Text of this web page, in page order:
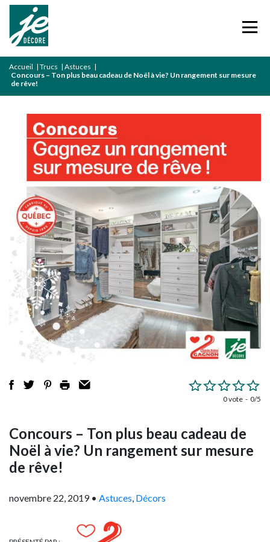
Accueil | Trucs | Astuces |
Concours – Ton plus beau cadeau de Noël à vie? Un rangement sur mesure
de rêve!
0 vote 0/5
Concours – Ton plus beau cadeau de
Noël à vie? Un rangement sur mesure
de rêve!
novembre 22, 2019 • Astuces, Décors